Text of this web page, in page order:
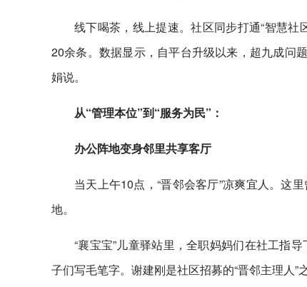
线下喝茶，线上提速。社区同步打通“智慧
20余条。数据显示，自平台升级以来，超九成问
娟说。
从“管理本位”到“服务为民”：
办公阵地变身邻里共享客厅
当天上午10点，“晋邻会客厅”凉爽宜人。这
地。
“襄宝宝”儿童驿站里，全职妈妈们在社工指
子们写毛笔字。谢建刚是社区招募的“晋邻主理人”